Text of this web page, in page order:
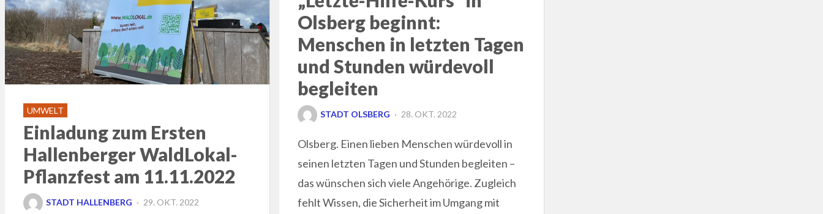
UMWELT
Einladung zum Ersten
Hallenberger WaldLokal-
Pflanzfest am 11.11.2022
STADT HALLENBERG
POSTED
29. OKT. 2022
Olsberg beginnt:
Menschen in letzten Tagen
und Stunden würdevoll
begleiten
STADT OLSBERG
POSTED
28. OKT. 2022
Olsberg. Einen lieben Menschen würdevoll in
seinen letzten Tagen und Stunden begleiten –
das wünschen sich viele Angehörige. Zugleich
fehlt Wissen, die Sicherheit im Umgang mit